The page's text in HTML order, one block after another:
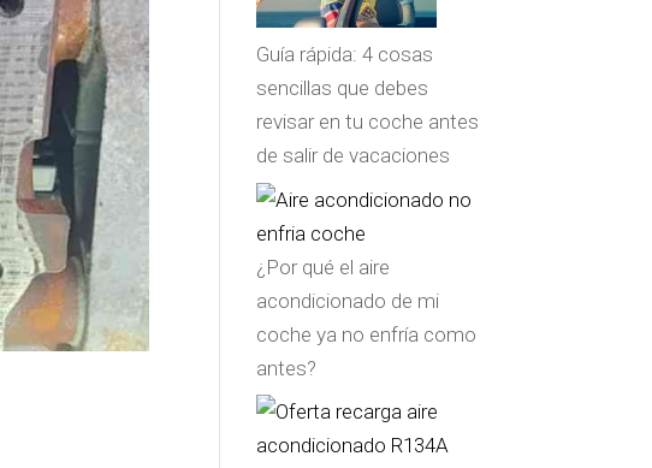
Guía rápida: 4 cosas
sencillas que debes
revisar en tu coche antes
de salir de vacaciones
¿Por qué el aire
acondicionado de mi
coche ya no enfría como
antes?